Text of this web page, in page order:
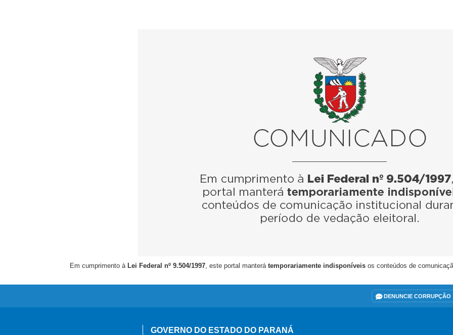
Em cumprimento à Lei Federal nº 9.504/1997, este portal manterá temporariamente indisponíveis os conteúdos de
DENUNCIE CORRUPÇÃO
GOVERNO DO ESTADO DO PARANÁ